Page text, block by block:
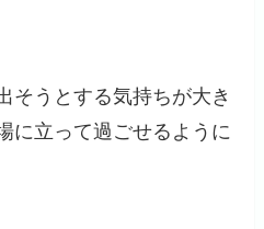
そうとする気持ちが大き
に立って過ごせるように